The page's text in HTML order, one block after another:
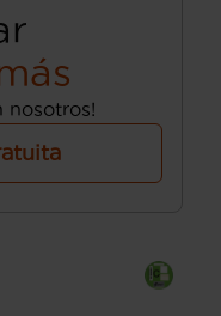
nosotros!